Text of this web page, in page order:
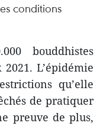
conditions
bouddhistes
L’épidémie
qu’elle
de pratiquer
preuve de plus,